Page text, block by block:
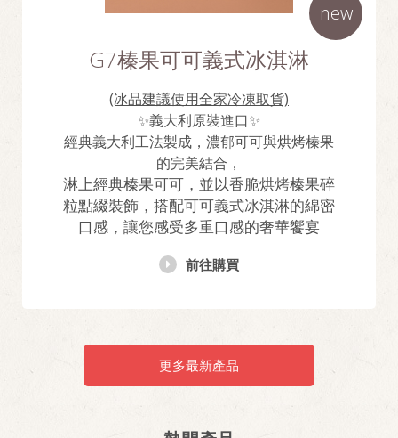
G7榛果可可義式冰淇淋
(冰品建議使用全家冷凍取貨)
✨義大利原裝進口✨
經典義大利工法製成，濃郁可可與烘烤榛果
的完美結合，
淋上經典榛果可可，並以香脆烘烤榛果碎
粒點綴裝飾，搭配可可義式冰淇淋的綿密
口感，讓您感受多重口感的奢華饗宴
前往購買
new
更多最新產品